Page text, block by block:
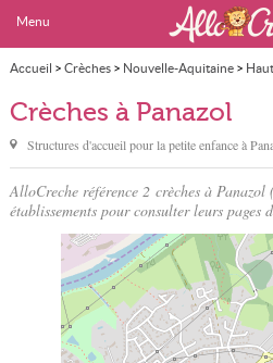
Menu
Accueil > Crèches> Nouvelle-Aquitaine>
Crèches à Panazol
Structures d'accueil pour la petite enfance à
AlloCreche référence 2 crèches à
établissements pour consulter leurs pages